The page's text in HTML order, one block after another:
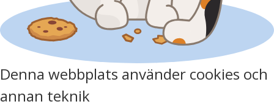
Denna webbplats använder cookies och
annan teknik